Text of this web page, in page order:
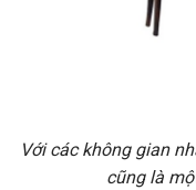
Với các không gian
cũng là